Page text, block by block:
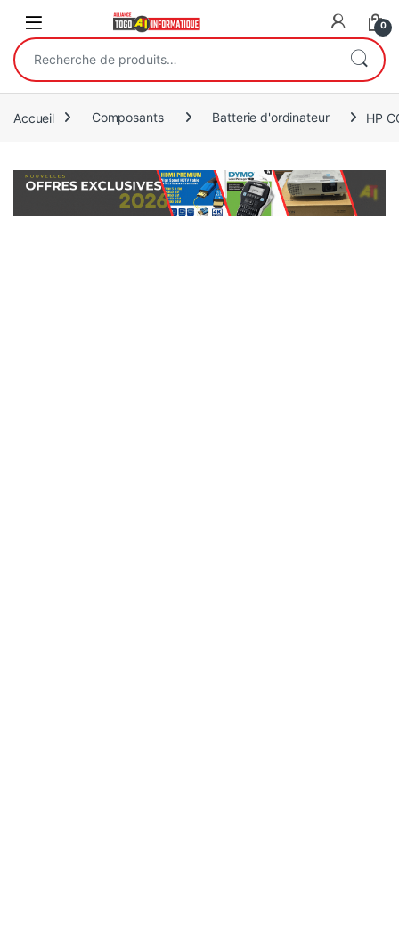
Open 0
Recherche pour :
Accueil Composants Batterie d'ordinateur HP